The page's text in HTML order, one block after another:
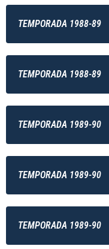
TEMPORADA 1988-89
TEMPORADA 1988-89
TEMPORADA 1989-90
TEMPORADA 1989-90
TEMPORADA 1989-90